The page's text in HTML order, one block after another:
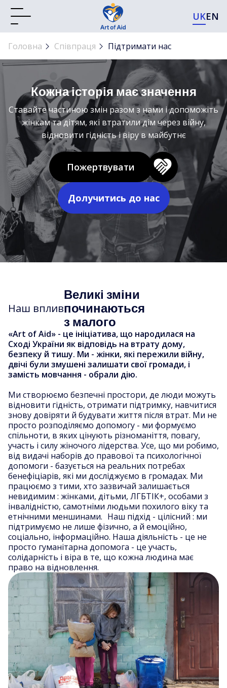
UKEN
Головна Співпраця Підтримати нас
Кожна історія має значення
Cтавайте частиною змін разом з нами і допоможіть
жінкам та дітям, які втратили дім через війну,
відновити гідність і віру в майбутнє
Пожертвувати
Долучитись до нас
Наш вплив
Великі зміни
починаються
з малого
«Art of Aid» - це ініціатива, що народилася на
Сході України як відповідь на втрату дому,
безпеку й тишу. Ми - жінки, які пережили війну,
двічі були змушені залишати свої громади, і
замість мовчання - обрали дію.
Ми створюємо безпечні простори, де люди можуть
відновити гідність, отримати підтримку, навчитися
знову довіряти й будувати життя після втрат. Ми не
просто розподіляємо допомогу - ми формуємо
спільноти, в яких цінують різноманіття, повагу,
участь і силу жіночого лідерства. Усе, що ми робимо,
від видачі наборів до правової та психологічної
допомоги - базується на реальних потребах
бенефіціарів, які ми досліджуємо в громадах. Ми
працюємо з тими, хто зазвичай залишається
невидимим : жінками, дітьми, ЛГБТІК+, особами з
інвалідністю, самотніми людьми похилого віку та
етнічними меншинами. Наш підхід - цілісний : ми
підтримуємо не лише фізично, а й емоційно,
соціально, інформаційно. Наша діяльність - це не
просто гуманітарна допомога - це участь,
солідарність і віра в те, що кожна людина має
право на відновлення.